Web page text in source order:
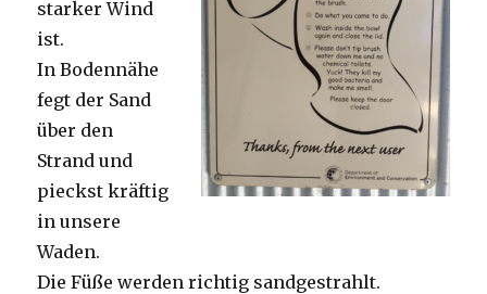
starker Wind
ist.
In Bodennähe
fegt der Sand
über den
Strand und
pieckst kräftig
in unsere
Waden.
Die Füße werden richtig sandgestrahlt.